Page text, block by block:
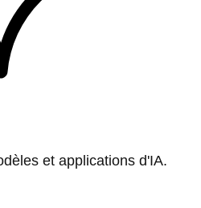
et applications d'IA.